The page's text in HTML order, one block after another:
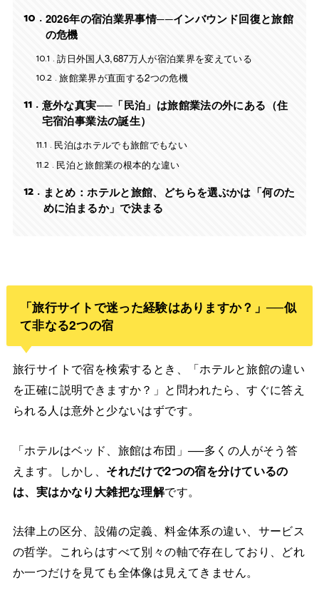
10
2026年の宿泊業界事情──インバウンド回復と旅館
の危機
10.1
訪日外国人3,687万人が宿泊業界を変えている
10.2 旅館業界が直面する2つの危機
11
意外な真実──「民泊」は旅館業法の外にある（住
宅宿泊事業法の誕生）
11.1
民泊はホテルでも旅館でもない
11.2 民泊と旅館業の根本的な違い
12
まとめ：ホテルと旅館、どちらを選ぶかは「何のた
めに泊まるか」で決まる
「旅行サイトで迷った経験はありますか？」──似
て非なる2つの宿
旅行サイトで宿を検索するとき、「ホテルと旅館の違い
を正確に説明できますか？」と問われたら、すぐに答え
られる人は意外と少ないはずです。
「ホテルはベッド、旅館は布団」──多くの人がそう答
えます。しかし、 それだけで2つの宿を分けているの
は、実はかなり大雑把な理解です。
法律上の区分、設備の定義、料金体系の違い、サービス
の哲学。これらはすべて別々の軸で存在しており、どれ
か一つだけを見ても全体像は見えてきません。